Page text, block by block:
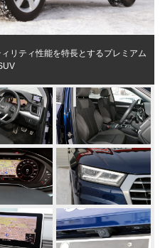
リティ性能を特長とするプレミアム